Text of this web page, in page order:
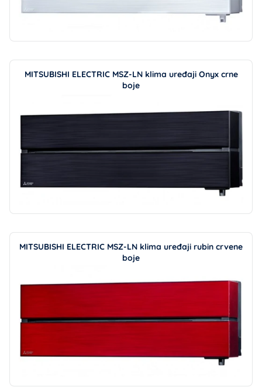
MITSUBISHI ELECTRIC MSZ-LN klima uređaji Onyx crne
boje
MITSUBISHI ELECTRIC MSZ-LN klima uređaji rubin crvene
boje